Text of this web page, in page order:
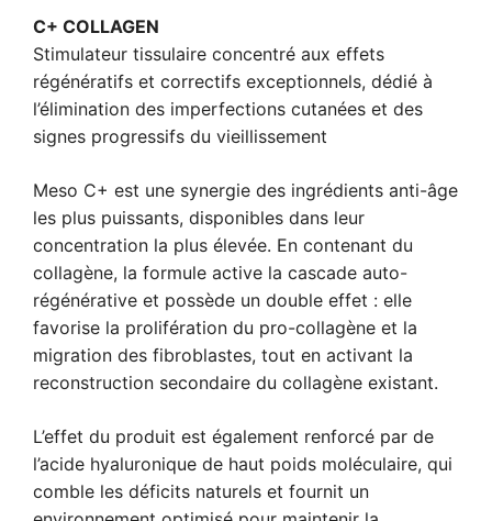
C+ COLLAGEN
Stimulateur tissulaire concentré aux effets
régénératifs et correctifs exceptionnels, dédié à
l’élimination des imperfections cutanées et des
signes progressifs du vieillissement
Meso C+ est une synergie des ingrédients anti-âge
les plus puissants, disponibles dans leur
concentration la plus élevée. En contenant du
collagène, la formule active la cascade auto-
régénérative et possède un double effet : elle
favorise la prolifération du pro-collagène et la
migration des fibroblastes, tout en activant la
reconstruction secondaire du collagène existant.
L’effet du produit est également renforcé par de
l’acide hyaluronique de haut poids moléculaire, qui
comble les déficits naturels et fournit un